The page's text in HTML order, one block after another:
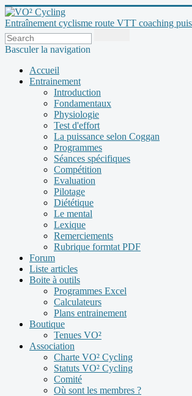
Entraînement cyclisme route VTT coaching
Basculer la navigation
Accueil
Entrainement
Introduction
Fondamentaux
Physiologie
Test d'effort
La puissance selon Coggan
Programmes
Séances spécifiques
Compétition
Evaluation
Pilotage
Diététique
Le mental
Lexique
Remerciements
Rubrique formtat PDF
Forum
Liste articles
Boite à outils
Programmes Excel
Calculateurs
Plans entrainement
Boutique
Tenues VO²
Association
Charte VO² Cycling
Statuts VO² Cycling
Comité
Où sont les membres ?